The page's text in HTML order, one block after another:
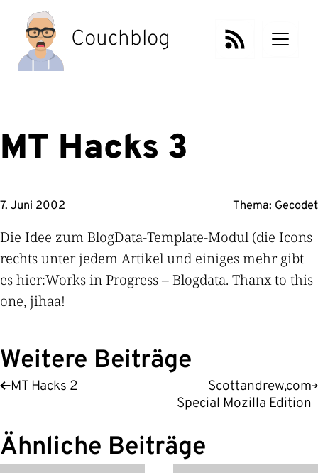
Inhalt
springen
Couchblog
MT Hacks 3
7. Juni 2002 Thema: Gecodet
Die Idee zum BlogData-Template-Modul (die Icons
rechts unter jedem Artikel und einiges mehr gibt
es hier:Works in Progress – Blogdata. Thanx to this
one, jihaa!
Weitere Beiträge
MT Hacks 2
Scottandrew,com
Special Mozilla Edition
Ähnliche Beiträge